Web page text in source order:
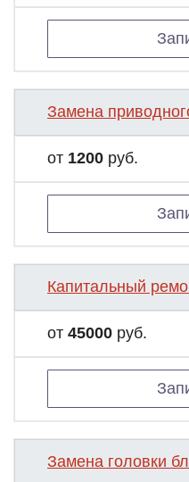
Замена
от 1200 руб.
Капитальный
от 45000 руб.
Замена головки